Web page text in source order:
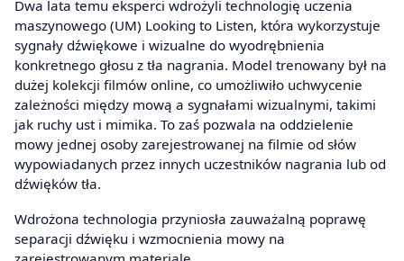
Dwa lata temu eksperci wdrożyli technologię uczenia
maszynowego (UM) Looking to Listen, która wykorzystuje
sygnały dźwiękowe i wizualne do wyodrębnienia
konkretnego głosu z tła nagrania. Model trenowany był na
dużej kolekcji filmów online, co umożliwiło uchwycenie
zależności między mową a sygnałami wizualnymi, takimi
jak ruchy ust i mimika. To zaś pozwala na oddzielenie
mowy jednej osoby zarejestrowanej na filmie od słów
wypowiadanych przez innych uczestników nagrania lub od
dźwięków tła.
Wdrożona technologia przyniosła zauważalną poprawę
separacji dźwięku i wzmocnienia mowy na